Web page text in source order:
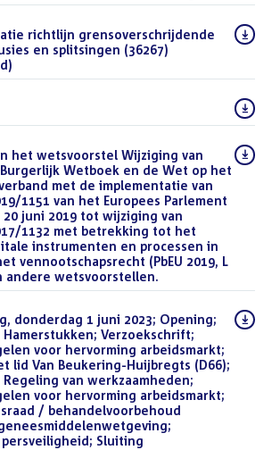
richtlijn grensoverschrijdende
en splitsingen (36267)
het wetsvoorstel Wijziging van
Wetboek en de Wet op het
met de implementatie van
1151 van het Europees Parlement
20 juni 2019 tot wijziging van
1132 met betrekking tot het
instrumenten en processen in
vennootschapsrecht (PbEU 2019, L
andere wetsvoorstellen.
donderdag 1 juni 2023; Opening;
Verzoekschrift;
voor hervorming arbeidsmarkt;
lid Van Beukering-Huijbregts (D66);
van werkzaamheden;
voor hervorming arbeidsmarkt;
/ behandelvoorbehoud
Sluiting